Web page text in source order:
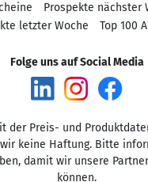
Prospekte nächster
letzter Woche
Top 100
Folge uns auf Social Media
der Preis- und
keine Haftung. Bitte
damit wir unsere
können.